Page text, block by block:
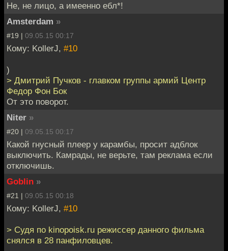
Не, не лицо, а имеенно ебл*!
Amsterdam »
#19 | 09.05.15 00:17
Кому: KollerJ, #10
)
> Дмитрий Пучков - главком группы армий Центр
Федор Фон Бок
От это поворот.
Niter »
#20 | 09.05.15 00:17
Какой гнусный плеер у карамбы, просит адблок
выключить. Камрады, не верьте, там реклама если
отключишь.
Goblin »
#21 | 09.05.15 00:18
Кому: KollerJ, #10
> Судя по kinopoisk.ru режиссер данного фильма
снялся в 28 панфиловцев.